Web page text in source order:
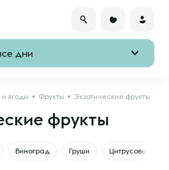
дни
ягоды Фрукты Экзотические фрукты
фрукты
Виноград Груши Цитрусовые